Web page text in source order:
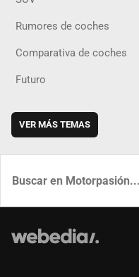
Rumores de coches
Comparativa de coches
Futuro
VER MÁS TEMAS